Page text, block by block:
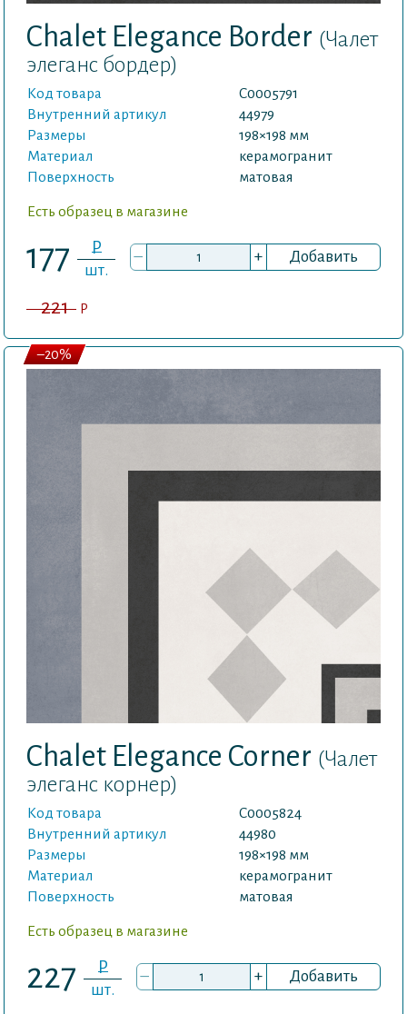
Chalet Elegance Border (Чалет
элеганс бордер)
Код товара
С0005791
Внутренний артикул
44979
Размеры
198×198 мм
Материал
керамогранит
Поверхность
матовая
Есть образец в магазине
177 P
шт.
– + Добавить
221 P
Chalet Elegance Corner (Чалет
элеганс корнер)
Код товара
С0005824
Внутренний артикул
44980
Размеры
198×198 мм
Материал
керамогранит
Поверхность
матовая
Есть образец в магазине
227 P
шт.
– + Добавить
–20%